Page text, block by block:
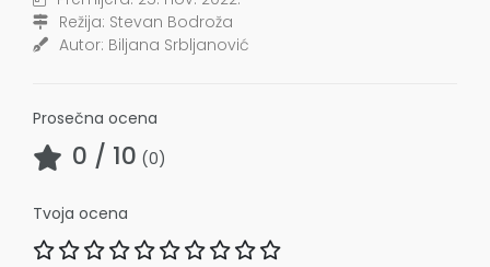
Režija: Stevan Bodroža
Autor: Biljana Srbljanović
Prosečna ocena
0 / 10 (0)
Tvoja ocena